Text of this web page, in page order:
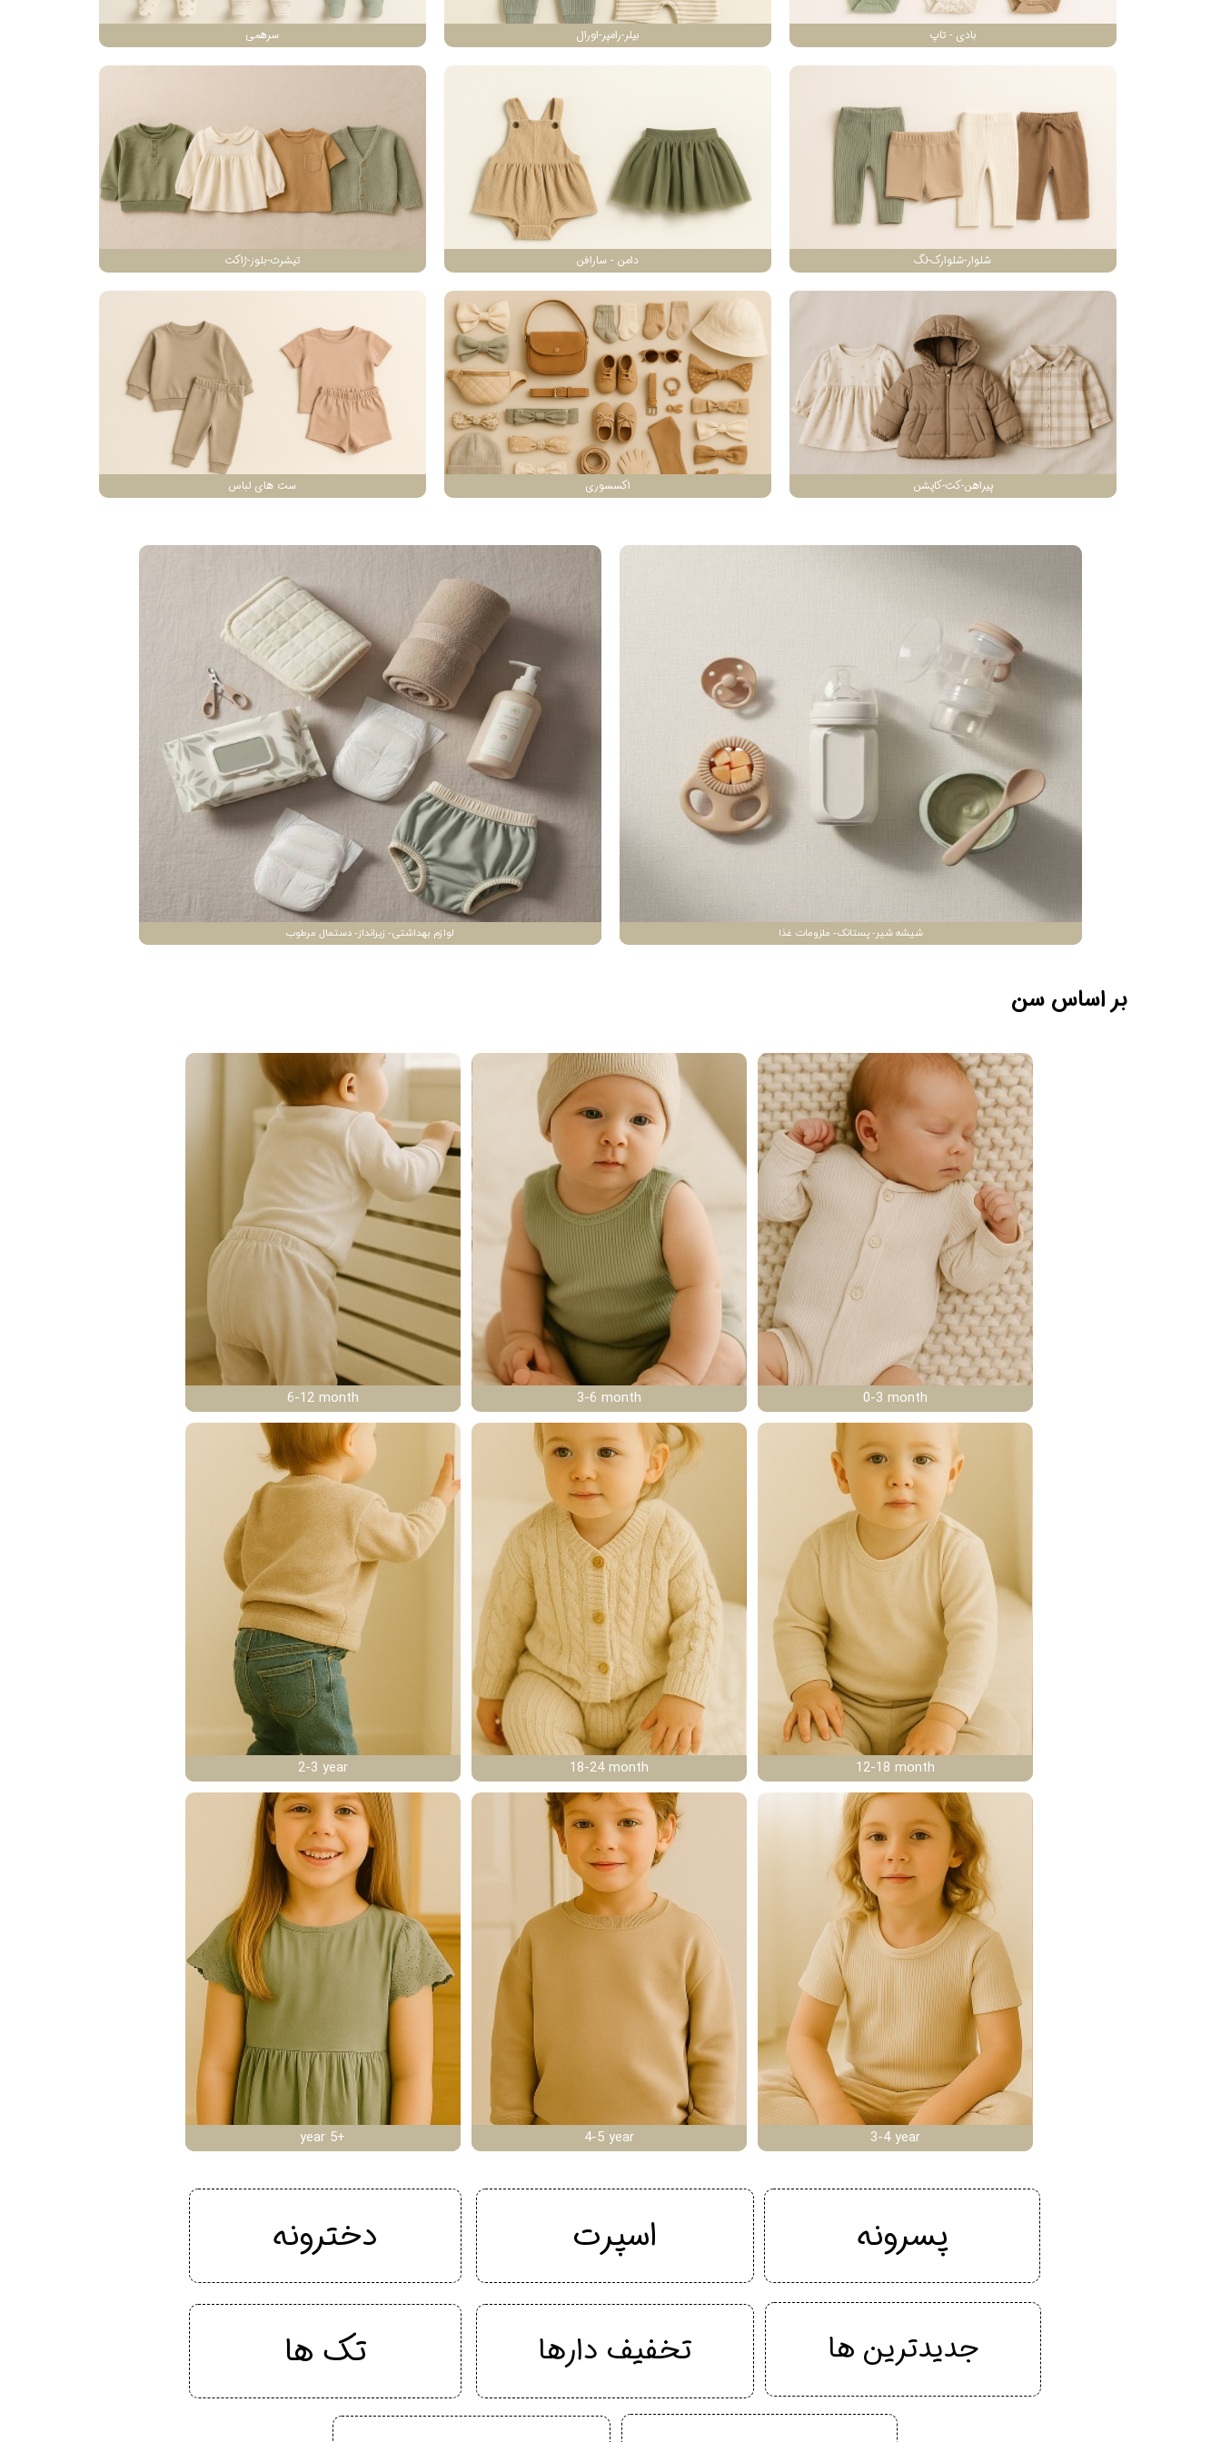
بادی - تاپ بیلر-رامپر-اورال سرهمی
شلوار-شلوارک-لگ دامن - سارافن تیشرت-بلوز-ژاکت
پیراهن-کت-کاپشن اکسسوری ست های لباس
شیشه شیر- پستانک- ملزومات غذا لوازم بهداشتی- زیرانداز- دستمال مرطوب
0-3 month
3-6 month
6-12 month
12-18 month
18-24 month
2-3 year
3-4 year
4-5 year
year 5+
بر اساس سن
پسرونه اسپرت دخترونه
جدیدترین ها تک ها تخفیف دارها